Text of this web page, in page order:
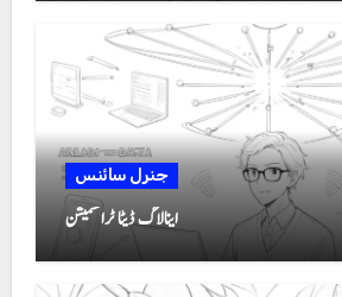
جنرل سائنس
اینالاگ ڈیٹا ٹرانسمیشن